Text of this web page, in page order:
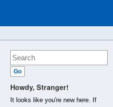
Howdy, Stranger!
It looks like you're new here. If